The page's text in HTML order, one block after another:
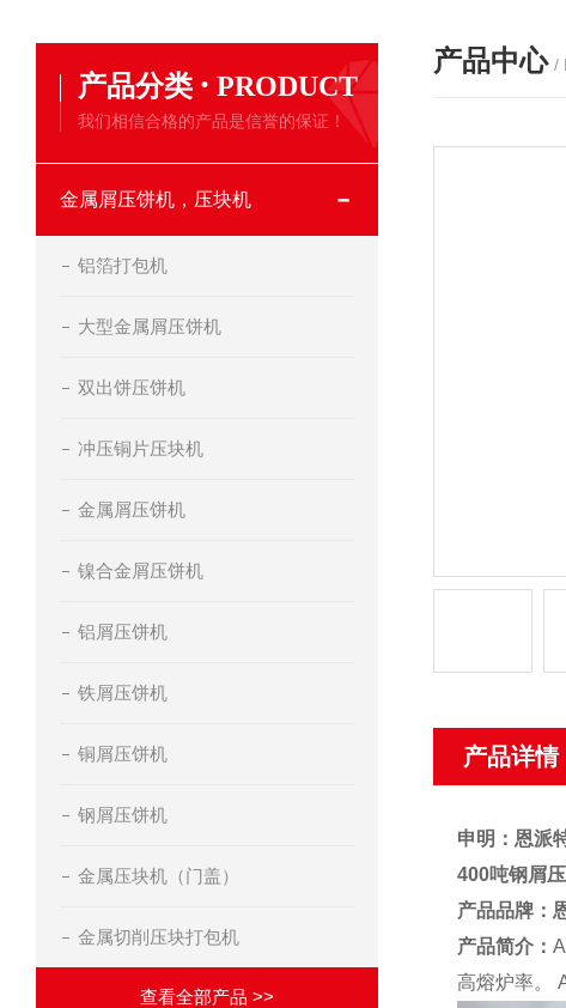
产品分类 · PRODUCT
我们相信合格的产品是信誉的保证！
金属屑压饼机，压块机
铝箔打包机
大型金属屑压饼机
双出饼压饼机
冲压铜片压块机
金属屑压饼机
镍合金屑压饼机
铝屑压饼机
铁屑压饼机
铜屑压饼机
钢屑压饼机
金属压块机（门盖）
金属切削压块打包机
查看全部产品 >>
产品中心 /
产品详情
申明：恩派
400吨钢屑
产品品牌：
产品简介：
高熔炉率。